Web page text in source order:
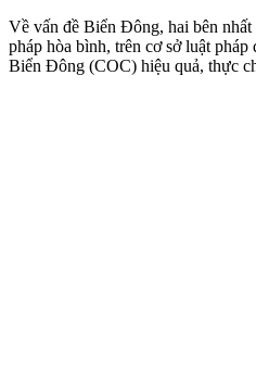
Về vấn đề Biển Đông, hai bên
pháp hòa bình, trên cơ sở luật
Biển Đông (COC) hiệu quả, thực